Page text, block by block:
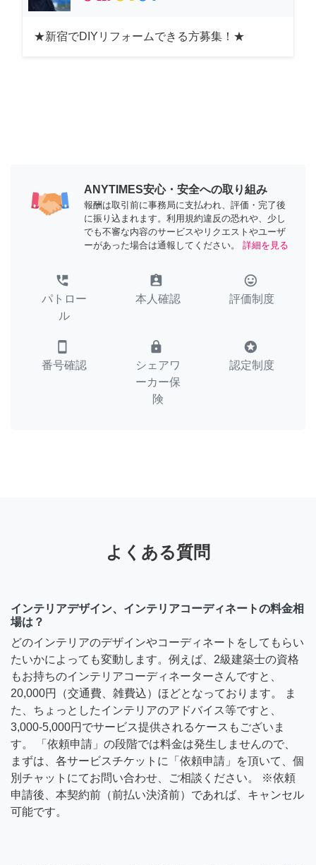
★新宿でDIYリフォームできる方募集！★
ANYTIMES安心・安全への取り組み
報酬は取引前に事務局に支払われ、評価・完了後
に振り込まれます。利用規約違反の恐れや、少し
でも不審な内容のサービスやリクエストやユーザ
ーがあった場合は通報してください。
詳細を見る
perm_phone_msg
パトロー
ル
assignment_ind
本人確認
tag_faces
評価制度
smartphone
番号確認
lock
シェアワ
ーカー保
険
stars
認定制度
よくある質問
インテリアデザイン、インテリアコーディネートの料金相
場は？
どのインテリアのデザインやコーディネートをしてもらい
たいかによっても変動します。例えば、2級建築士の資格
もお持ちのインテリアコーディネーターさんですと、
20,000円（交通費、雑費込）ほどとなっております。 ま
た、ちょっとしたインテリアのアドバイス等ですと、
3,000-5,000円でサービス提供されるケースもございま
す。 「依頼申請」の段階では料金は発生しませんので、
まずは、各サービスチケットに「依頼申請」を頂いて、個
別チャットにてお問い合わせ、ご相談ください。 ※依頼
申請後、本契約前（前払い決済前）であれば、キャンセル
可能です。